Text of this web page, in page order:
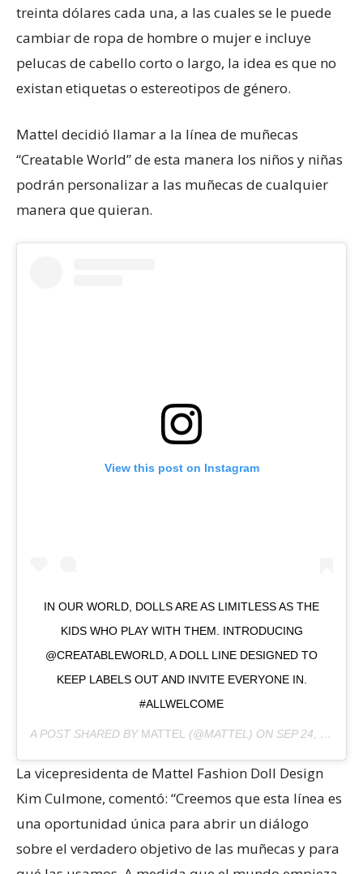
treinta dólares cada una, a las cuales se le puede
cambiar de ropa de hombre o mujer e incluye
pelucas de cabello corto o largo, la idea es que no
existan etiquetas o estereotipos de género.
Mattel decidió llamar a la línea de muñecas
“Creatable World” de esta manera los niños y niñas
podrán personalizar a las muñecas de cualquier
manera que quieran.
View this post on Instagram
IN OUR WORLD, DOLLS ARE AS LIMITLESS AS THE
KIDS WHO PLAY WITH THEM. INTRODUCING
@CREATABLEWORLD, A DOLL LINE DESIGNED TO
KEEP LABELS OUT AND INVITE EVERYONE IN.
#ALLWELCOME
A POST SHARED BY MATTEL (@MATTEL) ON SEP 24, 2019 AT 9:18PM PDT
La vicepresidenta de Mattel Fashion Doll Design
Kim Culmone, comentó: “Creemos que esta línea es
una oportunidad única para abrir un diálogo
sobre el verdadero objetivo de las muñecas y para